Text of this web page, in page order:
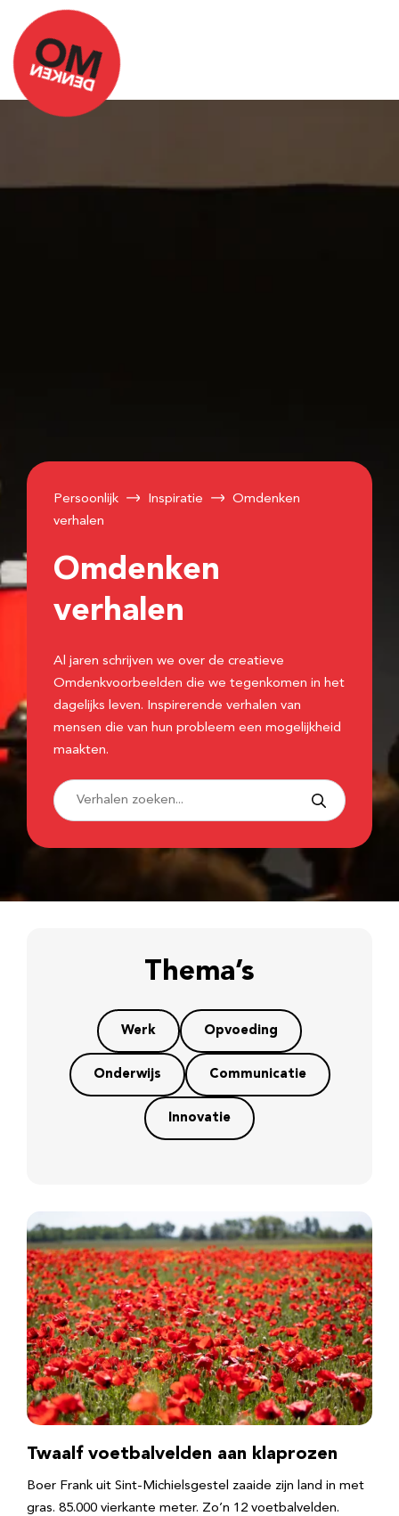
Persoonlijk Inspiratie
Omdenken
verhalen
Omdenken
verhalen
Al jaren schrijven we over de creatieve
Omdenkvoorbeelden die we tegenkomen in het
dagelijks leven. Inspirerende verhalen van
mensen die van hun probleem een mogelijkheid
maakten.
Thema’s
Werk Opvoeding
Onderwijs Communicatie
Innovatie
Twaalf voetbalvelden aan klaprozen
Boer Frank uit Sint-Michielsgestel zaaide zijn land in met
gras. 85.000 vierkante meter. Zo’n 12 voetbalvelden.